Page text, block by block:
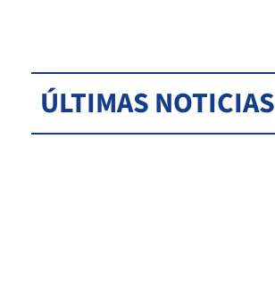
ÚLTIMAS NOTICIAS